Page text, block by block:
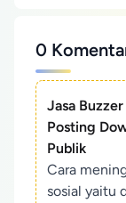
0
Jasa
Posting
Publik
Cara
sosial yaitu